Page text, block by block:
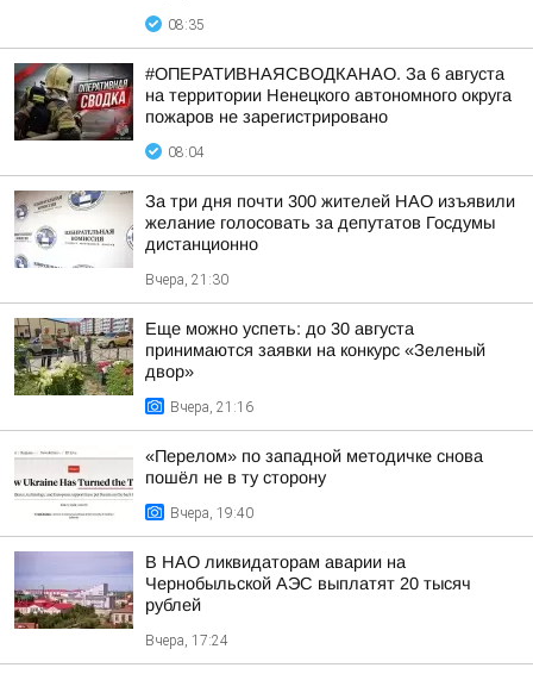
08:35
#ОПЕРАТИВНАЯСВОДКАНАО. За 6 августа
на территории Ненецкого автономного округа
пожаров не зарегистрировано
08:04
За три дня почти 300 жителей НАО изъявили
желание голосовать за депутатов Госдумы
дистанционно
Вчера, 21:30
Еще можно успеть: до 30 августа
принимаются заявки на конкурс «Зеленый
двор»
Вчера, 21:16
«Перелом» по западной методичке снова
пошёл не в ту сторону
Вчера, 19:40
В НАО ликвидаторам аварии на
Чернобыльской АЭС выплатят 20 тысяч
рублей
Вчера, 17:24